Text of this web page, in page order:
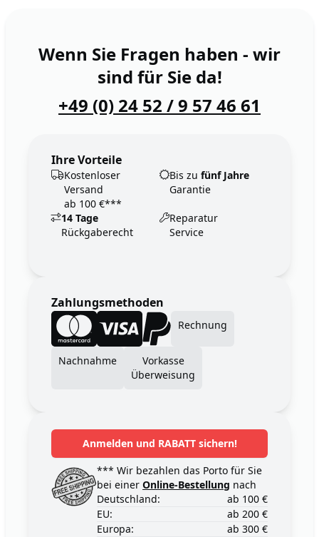
Wenn Sie Fragen haben - wir
sind für Sie da!
+49 (0) 24 52 / 9 57 46 61
Ihre Vorteile
Kostenloser
Versand
ab 100 €***
Bis zu fünf Jahre
Garantie
14 Tage
Rückgaberecht
Reparatur
Service
Zahlungsmethoden
Rechnung
Nachnahme
Vorkasse
Überweisung
Anmelden und RABATT sichern!
*** Wir bezahlen das Porto für Sie
bei einer Online-Bestellung nach
Deutschland:
ab 100 €
EU:
ab 200 €
Europa:
ab 300 €